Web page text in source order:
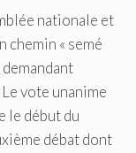
nationale et
chemin « semé
demandant
vote unanime
le début du
débat dont